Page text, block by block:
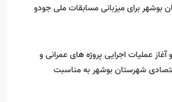
بوشهر برای میزبانی مسابقات ملی جودو
آغاز عملیات اجرایی پروژه های عمرانی و
شهرستان بوشهر به مناسبت